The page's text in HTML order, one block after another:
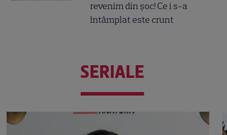
revenim din șoc! Ce i s-a
întâmplat este crunt
SERIALE